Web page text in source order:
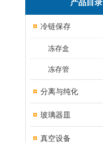
产品目录
冷链保存
冻存盒
冻存管
分离与纯化
玻璃器皿
真空设备